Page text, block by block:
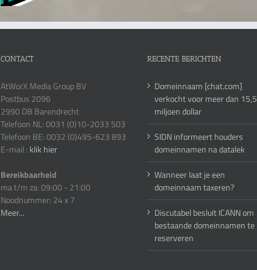
CONTACT
AtWorX Media Group BV
Postbus 2096
2990 DB Barendrecht
Telefoon NL: 0031 (0)10-2033 503
Telefoon BE: 0032 (0)495-623 893
E-mail : klik hier
Bereikbaarheid
ma t/m za: 09:00 - 21:00
Noodnummer: 24 x 7
Meer...
RECENTE BERICHTEN
Domeinnaam [chat.com]
verkocht voor meer dan 15,5
miljoen dollar
SIDN informeert houders
domeinnamen na datalek
Wanneer laat je een
domeinnaam taxeren?
Discutabel besluit ICANN om
bestaande domeinnamen te
reserveren